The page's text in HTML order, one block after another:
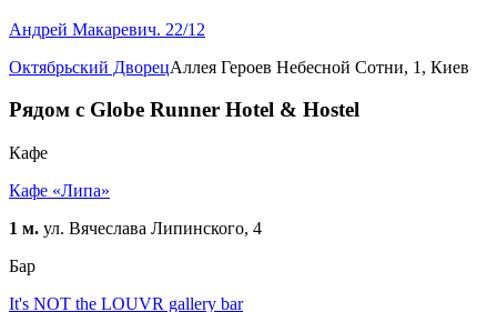
Андрей Макаревич. 22/12
Октябрьский ДворецАллея Героев Небесной Сотни, 1, Киев
Рядом с Globe Runner Hotel & Hostel
Кафе
Кафе «Липа»
1 м. ул. Вячеслава Липинского, 4
Бар
It's NOT the LOUVR gallery bar